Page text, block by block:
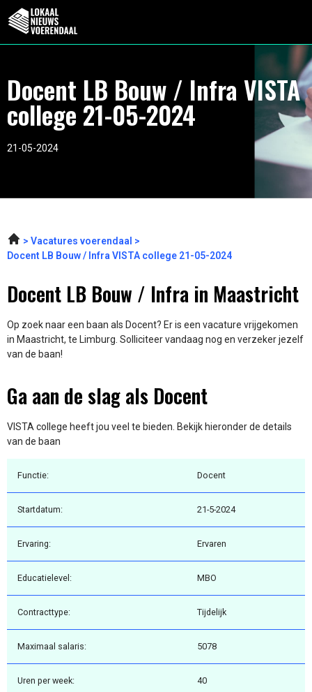
Docent LB Bouw / Infra VISTA
college 21-05-2024
21-05-2024
Vacatures voerendaal
Docent LB Bouw / Infra VISTA college 21-05-2024
Docent LB Bouw / Infra in Maastricht
Op zoek naar een baan als Docent? Er is een vacature vrijgekomen
in Maastricht, te Limburg. Solliciteer vandaag nog en verzeker jezelf
van de baan!
Ga aan de slag als Docent
VISTA college heeft jou veel te bieden. Bekijk hieronder de details
van de baan
Functie: Docent
Startdatum: 21-5-2024
Ervaring: Ervaren
Educatielevel: MBO
Contracttype: Tijdelijk
Maximaal salaris: 5078
Uren per week: 40